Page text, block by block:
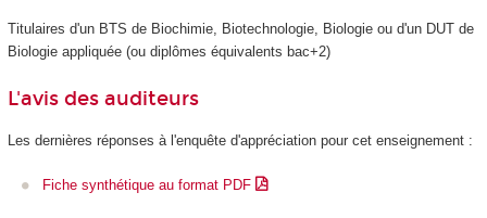
Titulaires d'un BTS de Biochimie, Biotechnologie, Biologie ou d'un DUT de
Biologie appliquée (ou diplômes équivalents bac+2)
L'avis des auditeurs
Les dernières réponses à l'enquête d'appréciation pour cet enseignement :
Fiche synthétique au format PDF